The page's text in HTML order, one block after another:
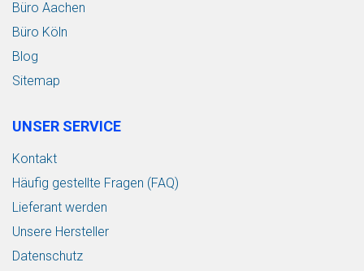
Büro Aachen
Büro Köln
Blog
Sitemap
UNSER SERVICE
Kontakt
Häufig gestellte Fragen (FAQ)
Lieferant werden
Unsere Hersteller
Datenschutz